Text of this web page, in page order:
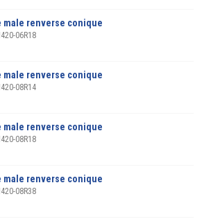
male renverse conique
06R18
male renverse conique
08R14
male renverse conique
08R18
male renverse conique
08R38